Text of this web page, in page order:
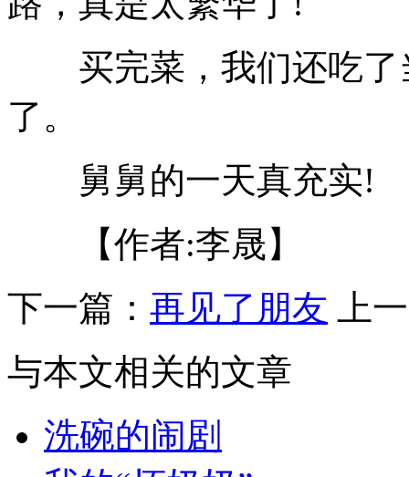
买完菜，我们还吃了
了。
舅舅的一天真充实!
【作者:李晟】
下一篇： 再见了朋友
上
与本文相关的文章
洗碗的闹剧